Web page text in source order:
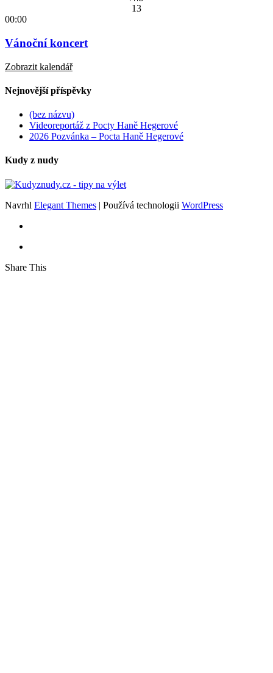
13
00:00
Vánoční koncert
Zobrazit kalendář
Nejnovější příspěvky
(bez názvu)
Videoreportáž z Pocty Haně Hegerové
2026 Pozvánka – Pocta Haně Hegerové
Kudy z nudy
Navrhl Elegant Themes | Používá technologii WordPress
Share This